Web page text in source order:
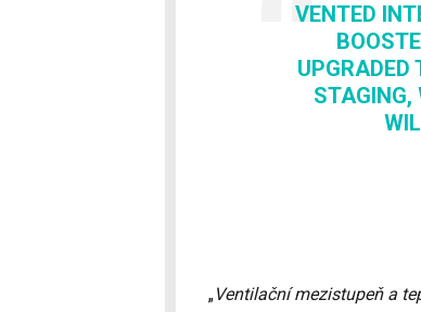
VENTED
UPGRADED
STAGING,
„Ventilační mezistupeň a